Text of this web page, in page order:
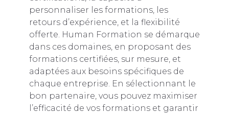
personnaliser les formations, les
retours d’expérience, et la flexibilité
offerte. Human Formation se démarque
dans ces domaines, en proposant des
formations certifiées, sur mesure, et
adaptées aux besoins spécifiques de
chaque entreprise. En sélectionnant le
bon partenaire, vous pouvez maximiser
l’efficacité de vos formations et garantir